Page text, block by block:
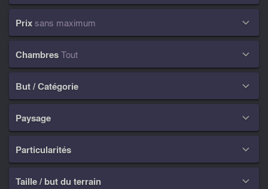
Prix sans maximum 
ChambresTout 
But / Catégorie 
Paysage 
Particularités 
Taille / but du terrain 